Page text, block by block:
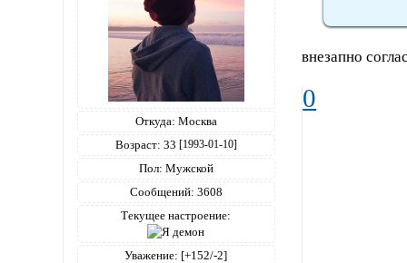
Откуда: Москва
Возраст: 33 [1993-01-10]
Пол: Мужской
Сообщений: 3608
Текущее настроение:
Уважение: [+152/-2]
внезапно
0